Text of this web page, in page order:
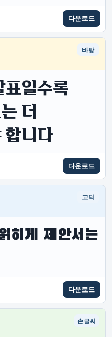
다운로드
바탕
표일수록
더
합니다
다운로드
고딕
히게 제안서는
다운로드
손글씨